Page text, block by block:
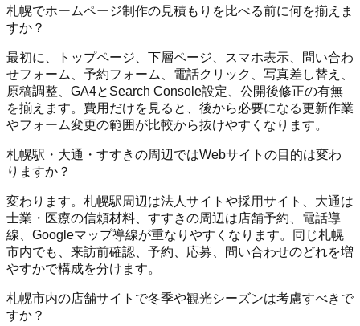
札幌でホームページ制作の見積もりを比べる前に何を揃えま
すか？
最初に、トップページ、下層ページ、スマホ表示、問い合わ
せフォーム、予約フォーム、電話クリック、写真差し替え、
原稿調整、GA4とSearch Console設定、公開後修正の有無
を揃えます。費用だけを見ると、後から必要になる更新作業
やフォーム変更の範囲が比較から抜けやすくなります。
札幌駅・大通・すすきの周辺ではWebサイトの目的は変わ
りますか？
変わります。札幌駅周辺は法人サイトや採用サイト、大通は
士業・医療の信頼材料、すすきの周辺は店舗予約、電話導
線、Googleマップ導線が重なりやすくなります。同じ札幌
市内でも、来訪前確認、予約、応募、問い合わせのどれを増
やすかで構成を分けます。
札幌市内の店舗サイトで冬季や観光シーズンは考慮すべきで
すか？